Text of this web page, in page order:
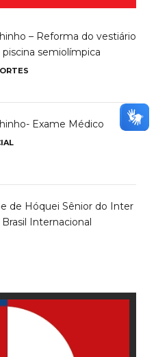
– Reforma do vestiário
semiolímpica
Exame Médico
de Hóquei Sênior do Inter
Internacional